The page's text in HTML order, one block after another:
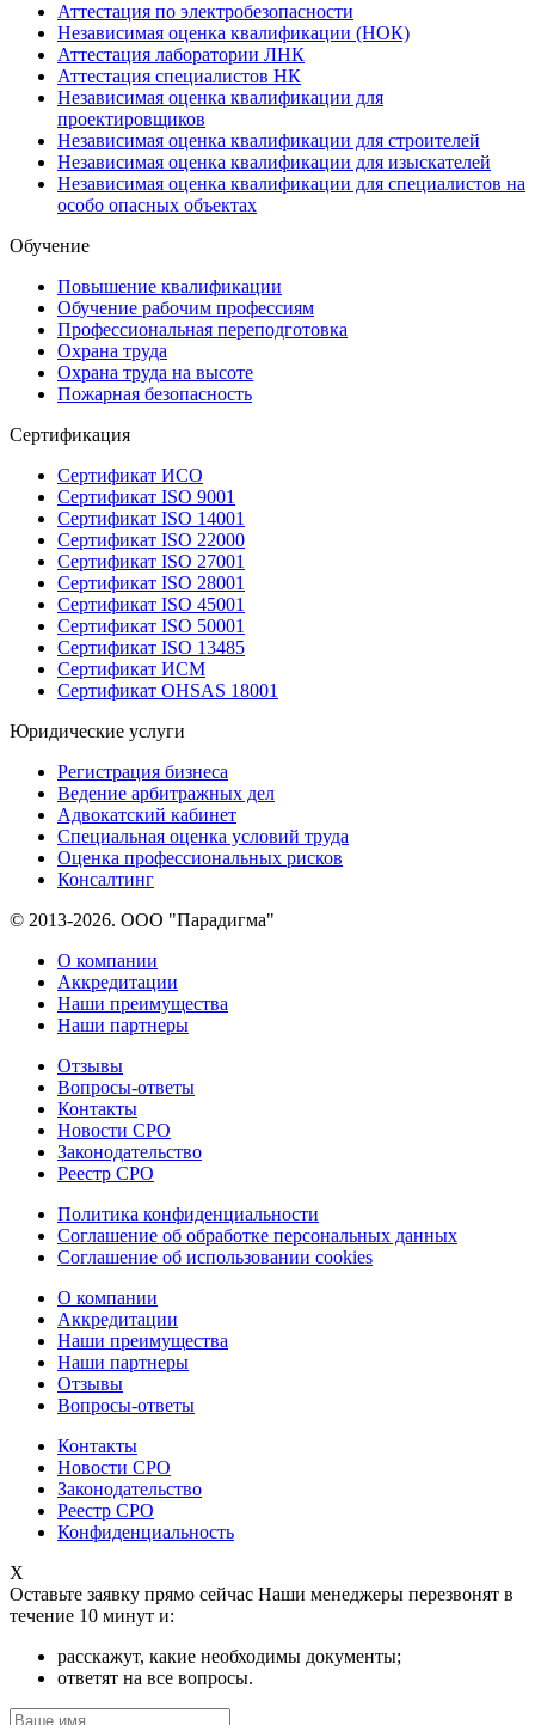
Аттестация по электробезопасности
Независимая оценка квалификации (НОК)
Аттестация лаборатории ЛНК
Аттестация специалистов НК
Независимая оценка квалификации для
проектировщиков
Независимая оценка квалификации для строителей
Независимая оценка квалификации для изыскателей
Независимая оценка квалификации для специалистов на
особо опасных объектах
Обучение
Повышение квалификации
Обучение рабочим профессиям
Профессиональная переподготовка
Охрана труда
Охрана труда на высоте
Пожарная безопасность
Сертификация
Сертификат ИСО
Сертификат ISO 9001
Сертификат ISO 14001
Сертификат ISO 22000
Сертификат ISO 27001
Сертификат ISO 28001
Сертификат ISO 45001
Сертификат ISO 50001
Сертификат ISO 13485
Сертификат ИСМ
Сертификат OHSAS 18001
Юридические услуги
Регистрация бизнеса
Ведение арбитражных дел
Адвокатский кабинет
Специальная оценка условий труда
Оценка профессиональных рисков
Консалтинг
© 2013-2026. ООО "Парадигма"
О компании
Аккредитации
Наши преимущества
Наши партнеры
Отзывы
Вопросы-ответы
Контакты
Новости СРО
Законодательство
Реестр СРО
Политика конфиденциальности
Соглашение об обработке персональных данных
Соглашение об использовании cookies
О компании
Аккредитации
Наши преимущества
Наши партнеры
Отзывы
Вопросы-ответы
Контакты
Новости СРО
Законодательство
Реестр СРО
Конфиденциальность
X
Оставьте заявку прямо сейчас Наши менеджеры перезвонят в
течение 10 минут и:
расскажут, какие необходимы документы;
ответят на все вопросы.